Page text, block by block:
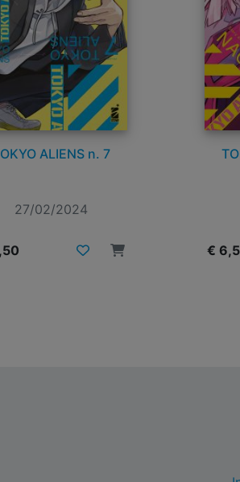
ALIENS n. 7
27/02/2024
€